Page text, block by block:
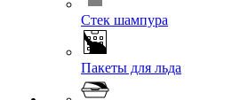
Стек шампура
Пакеты для льда